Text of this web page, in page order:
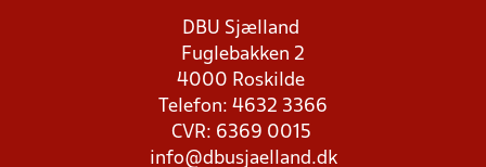
DBU Sjælland
Fuglebakken 2
4000 Roskilde
Telefon: 4632 3366
CVR: 6369 0015
info@dbusjaelland.dk